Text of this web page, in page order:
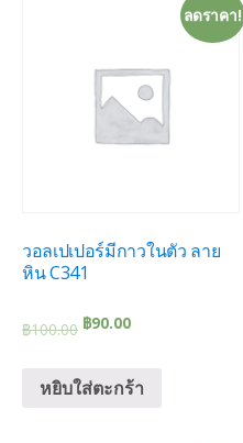
ลดราคา!
วอลเปเปอร์มีกาวในตัว ลาย
หิน C341
฿100.00 ฿90.00
หยิบใส่ตะกร้า